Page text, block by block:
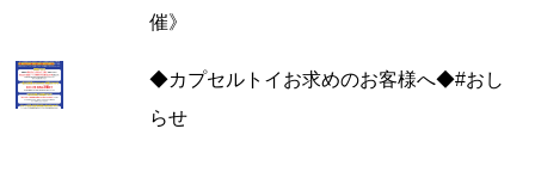
催》
◆カプセルトイお求めのお客様へ◆#おし
らせ